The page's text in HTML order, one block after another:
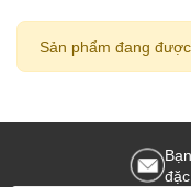
Sản phẩm đang